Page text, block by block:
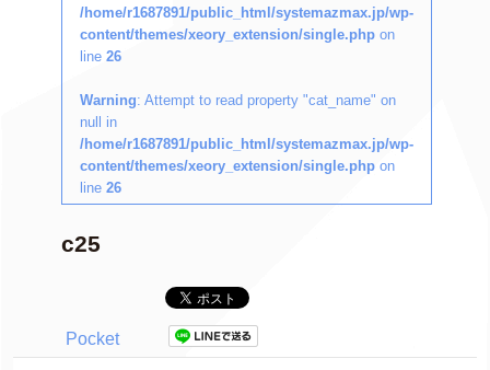
/home/r1687891/public_html/systemazmax.jp/wp-
content/themes/xeory_extension/single.php on
line 26
Warning: Attempt to read property "cat_name" on
null in
/home/r1687891/public_html/systemazmax.jp/wp-
content/themes/xeory_extension/single.php on
line 26
c25
Pocket